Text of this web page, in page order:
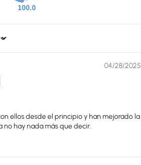
100.0
04/28/2025
ellos desde el principio y han mejorado la
no hay nada más que decir.